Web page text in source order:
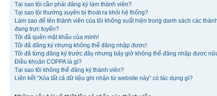
Tại sao tôi cần phải đăng ký làm thành viên?
Tại sao tôi thường xuyên bị thoát ra khỏi hệ thống?
Làm sao để tên thành viên của tôi không xuất hiện trong danh sách các
đang trực tuyến?
Tôi đã quên mật khẩu của mình!
Tôi đã đăng ký nhưng không thể đăng nhập được!
Tôi đã từng đăng ký trước đây nhưng bây giờ không thể đăng nhập được
Điều khoản COPPA là gì?
Tại sao tôi không thể đăng ký thành viên?
Liên kết “Xóa tất cả dữ liệu ghi nhận từ website này” có tác dụng gì?